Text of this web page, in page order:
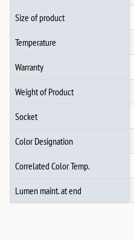
Size of product
Temperature
Warranty
Weight of Product
Socket
Color Designation
Correlated Color Temp.
Lumen maint. at end